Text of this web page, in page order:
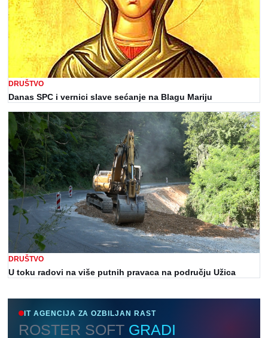
DRUŠTVO
Danas SPC i vernici slave sećanje na Blagu Mariju
DRUŠTVO
U toku radovi na više putnih pravaca na području Užica
IT AGENCIJA ZA OZBILJAN RAST
ROSTER SOFT GRADI